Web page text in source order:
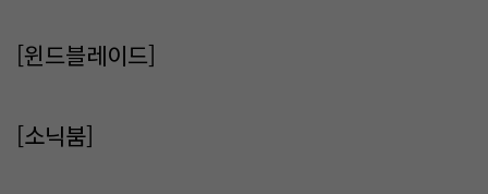
[윈드블레이드]
[소닉붐]